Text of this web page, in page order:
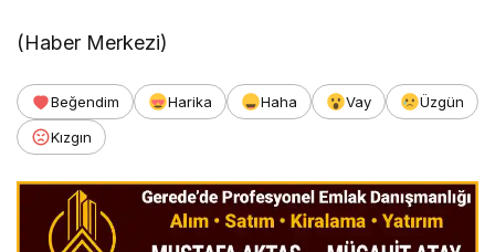
(Haber Merkezi)
Beğendim Harika Haha Vay
Üzgün
Kızgın